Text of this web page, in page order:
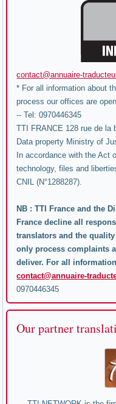
contact@annuaire-
* For all information about
process our offices are
-- Tel: 0970446345
TTI FRANCE 128 rue de la
Data property Ministry of
In accordance with the Act
technology, files and
CNIL (N°1288287).
NB : TTI France and the
France decline all
translators and the
only process complaints
deliver. For all
contact@annuaire-
0970446345
Our partner